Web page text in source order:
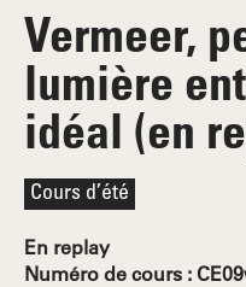
Vermeer,
lumière
idéal (en
Cours d’été
En replay
Numéro de cours :